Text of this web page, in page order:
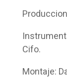
Cifo.
Montaje: